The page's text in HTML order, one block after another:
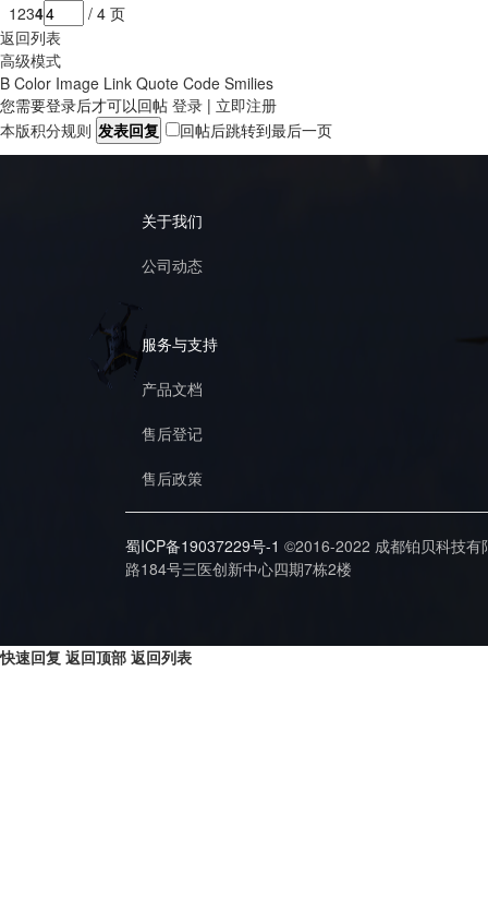
1234
/ 4 页
返回列表
高级模式
B Color Image Link Quote Code Smilies
您需要登录后才可以回帖 登录 | 立即注册
本版积分规则 发表回复 回帖后跳转到最后一页
关于我们
公司动态
服务与支持
产品文档
售后登记
售后政策
蜀ICP备19037229号-1 ©2016-2022 成都铂贝科技
路184号三医创新中心四期7栋2楼
快速回复 返回顶部 返回列表